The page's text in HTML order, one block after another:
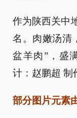
作为陕西关中
名。肉嫩汤清
盆羊肉”，盛
计：赵鹏超 制
部分图片元素